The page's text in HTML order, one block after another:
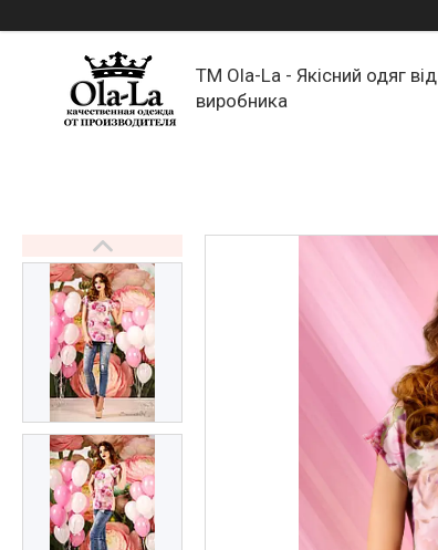
TM Ola-La - Якісний одяг від
виробника